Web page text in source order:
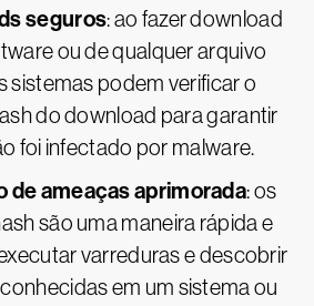
seguros: ao fazer download
ou de qualquer arquivo
sistemas podem verificar o
do download para garantir
foi infectado por malware.
de ameaças aprimorada: os
são uma maneira rápida e
varreduras e descobrir
em um sistema ou